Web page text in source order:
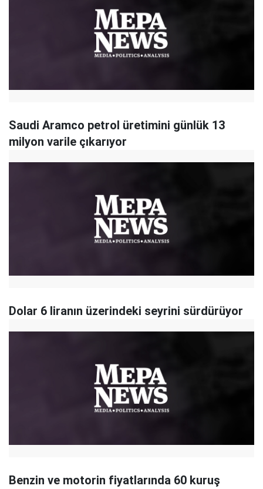
Saudi Aramco petrol üretimini günlük 13
milyon varile çıkarıyor
Dolar 6 liranın üzerindeki seyrini sürdürüyor
Benzin ve motorin fiyatlarında 60 kuruş